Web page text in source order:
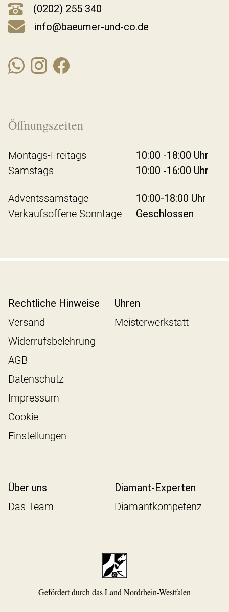
(0202) 255 340
info@baeumer-und-co.de
Öffnungszeiten
Montags-Freitags
10:00 -18:00 Uhr
Samstags
10:00 -16:00 Uhr
Adventssamstage
10:00-18:00 Uhr
Verkaufsoffene Sonntage
Geschlossen
Rechtliche Hinweise
Versand
Widerrufsbelehrung
AGB
Datenschutz
Impressum
Cookie-
Einstellungen
Uhren
Meisterwerkstatt
Über uns
Das Team
Diamant-Experten
Diamantkompetenz
Gefördert durch das Land Nordrhein-Westfalen